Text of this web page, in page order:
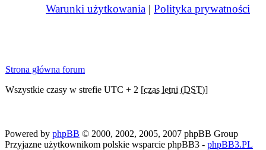
Warunki użytkowania | Polityka prywatności
Strona główna forum
Wszystkie czasy w strefie UTC + 2 [czas letni (DST)]
Powered by phpBB © 2000, 2002, 2005, 2007 phpBB Group
Przyjazne użytkownikom polskie wsparcie phpBB3 - phpBB3.PL